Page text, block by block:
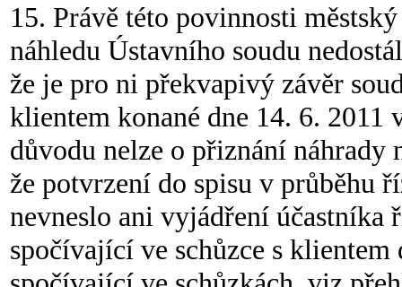
15. Právě této povinnosti
náhledu Ústavního soudu
že je pro ni překvapivý závěr
klientem konané dne 14. 6. 2011
důvodu nelze o přiznání náhrady
že potvrzení do spisu v průběhu
nevneslo ani vyjádření účastníka
spočívající ve schůzce s